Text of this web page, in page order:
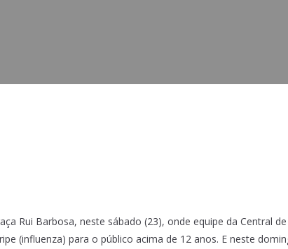
Rui Barbosa, neste sábado (23), onde equipe da Central
(influenza) para o público acima de 12 anos. E neste